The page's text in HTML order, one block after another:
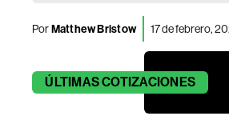
PorMatthew Bristow 17 de febrero,
ÚLTIMASCOTIZACIONES